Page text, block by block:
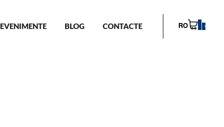
EVENIMENTE BLOG CONTACTE RO